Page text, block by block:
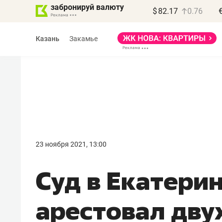
забронируй валюту $ 82.17 0.76
Казань Закамье
23 ноября 2021, 13:00
Суд в
арестовал
правил, бизнес может
потерять минимум